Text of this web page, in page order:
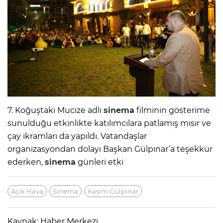
7. Koğuştaki Mucize adlı sinema filminin gösterime
sunulduğu etkinlikte katılımcılara patlamış mısır ve
çay ikramları da yapıldı. Vatandaşlar
organizasyondan dolayı Başkan Gülpınar’a teşekkür
ederken, sinema günleri etki
Açık Hava Sinema Kasım Gülpınar